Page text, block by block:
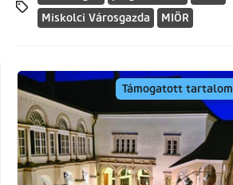
Miskolci Városgazda
MIÖR
Támogatott tartalom